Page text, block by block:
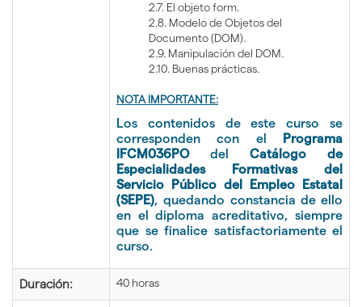
2.7. El objeto form.
2.8. Modelo de Objetos del
Documento (DOM).
2.9. Manipulación del DOM.
2.10. Buenas prácticas.
NOTA IMPORTANTE:
Los contenidos de este curso se
corresponden con el
Programa
IFCM036POdel Catálogo de
Especialidades Formativas del
Servicio Público del Empleo Estatal
(SEPE), quedando constancia de ello
en el diploma acreditativo, siempre
que se finalice satisfactoriamente el
curso.
Duración: 40 horas